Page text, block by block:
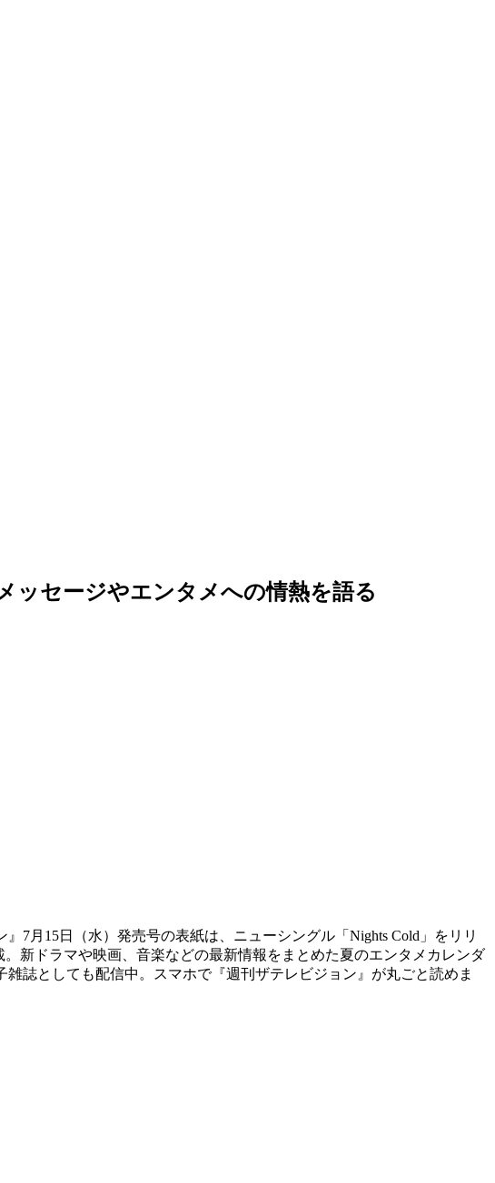
ッセージやエンタメへの情熱を語る
7月15日（水）発売号の表紙は、ニューシングル「Nights Cold」をリリ
新ドラマや映画、音楽などの最新情報をまとめた夏のエンタメカレンダ
誌としても配信中。スマホで『週刊ザテレビジョン』が丸ごと読めま